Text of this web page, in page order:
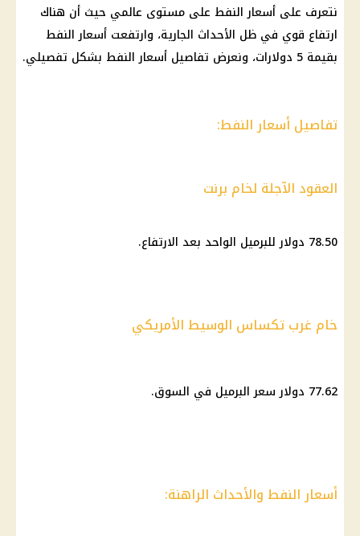
نتعرف على أسعار النفط على مستوى عالمي حيث أن هناك
ارتفاع قوي في ظل الأحداث الجارية، وارتفعت أسعار النفط
بقيمة 5 دولارات، ونعرض تفاصيل أسعار النفط بشكل تفصيلي.
تفاصيل أسعار النفط:
العقود الآجلة لخام برنت
78.50 دولارللبرميل الواحد بعد الارتفاع.
خام غرب تكساس الوسيط الأمريكي
77.62 دولارسعر البرميل في السوق.
أسعار النفط والأحداث الراهنة: